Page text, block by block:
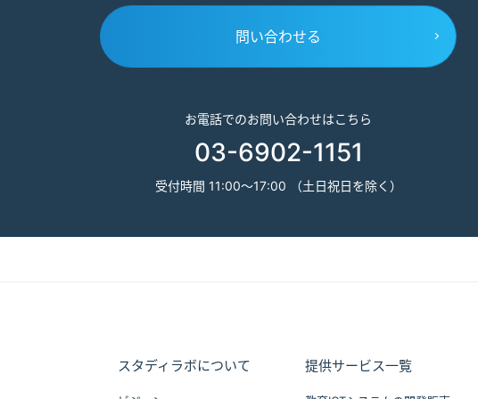
問い合わせる
お電話でのお問い合わせはこちら
03-6902-1151
受付時間 11:00～17:00 （土日祝日を除く）
スタディラボについて 提供サービス一覧